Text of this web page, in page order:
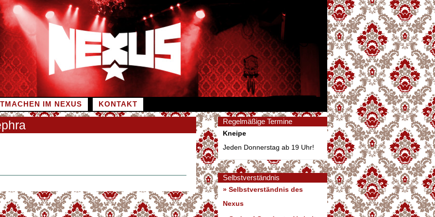
IM NEXUS KONTAKT
Regelmäßige Termine
Kneipe
Jeden Donnerstag ab 19 Uhr!
Selbstverständnis
» Selbstverständnis des
Nexus